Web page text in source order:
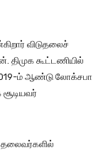
விடுதலைச்
திமுக கூட்டணியில்
ம் ஆண்டு லோக்சபா
தலைவர்களில்